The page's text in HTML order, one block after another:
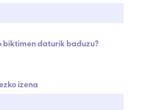
biktimen daturik baduzu?
izena